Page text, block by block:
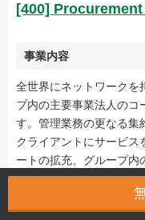
[400] Procurement
事業内容
全世界にネットワークを
プ内の主要事業法人のコ
す。管理業務の更なる集
クライアントにサービス
ートの拡充、グループ内
ス品質の向上とガバナン
勤務地